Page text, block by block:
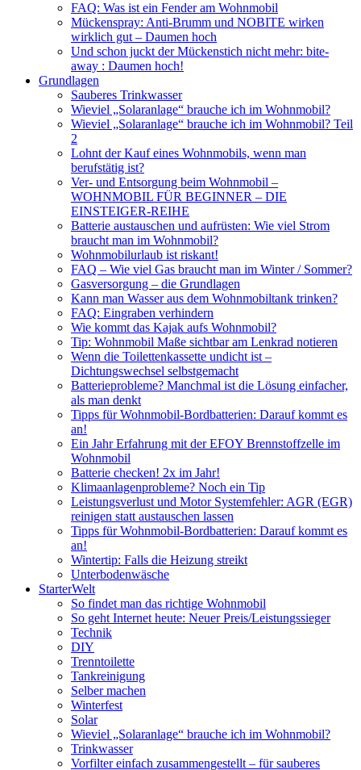
FAQ: Was ist ein Fender am Wohnmobil
Mückenspray: Anti-Brumm und NOBITE wirken
wirklich gut – Daumen hoch
Und schon juckt der Mückenstich nicht mehr: bite-
away : Daumen hoch!
Grundlagen
Sauberes Trinkwasser
Wieviel „Solaranlage“ brauche ich im Wohnmobil?
Wieviel „Solaranlage“ brauche ich im Wohnmobil? Teil
2
Lohnt der Kauf eines Wohnmobils, wenn man
berufstätig ist?
Ver- und Entsorgung beim Wohnmobil –
WOHNMOBIL FÜR BEGINNER – DIE
EINSTEIGER-REIHE
Batterie austauschen und aufrüsten: Wie viel Strom
braucht man im Wohnmobil?
Wohnmobilurlaub ist riskant!
FAQ – Wie viel Gas braucht man im Winter / Sommer?
Gasversorgung – die Grundlagen
Kann man Wasser aus dem Wohnmobiltank trinken?
FAQ: Eingraben verhindern
Wie kommt das Kajak aufs Wohnmobil?
Tip: Wohnmobil Maße sichtbar am Lenkrad notieren
Wenn die Toilettenkassette undicht ist –
Dichtungswechsel selbstgemacht
Batterieprobleme? Manchmal ist die Lösung einfacher,
als man denkt
Tipps für Wohnmobil-Bordbatterien: Darauf kommt es
an!
Ein Jahr Erfahrung mit der EFOY Brennstoffzelle im
Wohnmobil
Batterie checken! 2x im Jahr!
Klimaanlagenprobleme? Noch ein Tip
Leistungsverlust und Motor Systemfehler: AGR (EGR)
reinigen statt austauschen lassen
Tipps für Wohnmobil-Bordbatterien: Darauf kommt es
an!
Wintertip: Falls die Heizung streikt
Unterbodenwäsche
StarterWelt
So findet man das richtige Wohnmobil
So geht Internet heute: Neuer Preis/Leistungssieger
Technik
DIY
Trenntoilette
Tankreinigung
Selber machen
Winterfest
Solar
Wieviel „Solaranlage“ brauche ich im Wohnmobil?
Trinkwasser
Vorfilter einfach zusammengestellt – für sauberes